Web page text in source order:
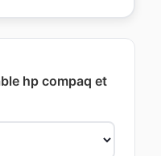
hp compaq et